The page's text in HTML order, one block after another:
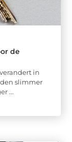
de
in
slimmer
...